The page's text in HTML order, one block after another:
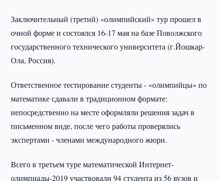
Заключительный (третий) «олимпийский» тур прошел в
очной форме и состоялся 16-17 мая на базе Поволжского
государственного технического университета (г.Йошкар-
Ола, Россия).
Ответственное тестирование студенты - «олимпийцы» по
математике сдавали в традиционном формате:
непосредственно на месте оформляли решения задач в
письменном виде, после чего работы проверялись
экспертами - членами международного жюри.
Всего в третьем туре математической Интернет-
олимпиады-2019 участвовали 94 студента из 56 вузов и